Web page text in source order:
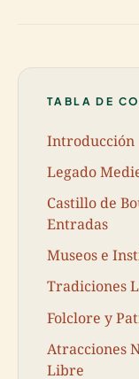
TABLA DE
Introducción
Legado
Castillo de
Entradas
Museos e
Tradiciones
Folclore y
Atracciones
Libre